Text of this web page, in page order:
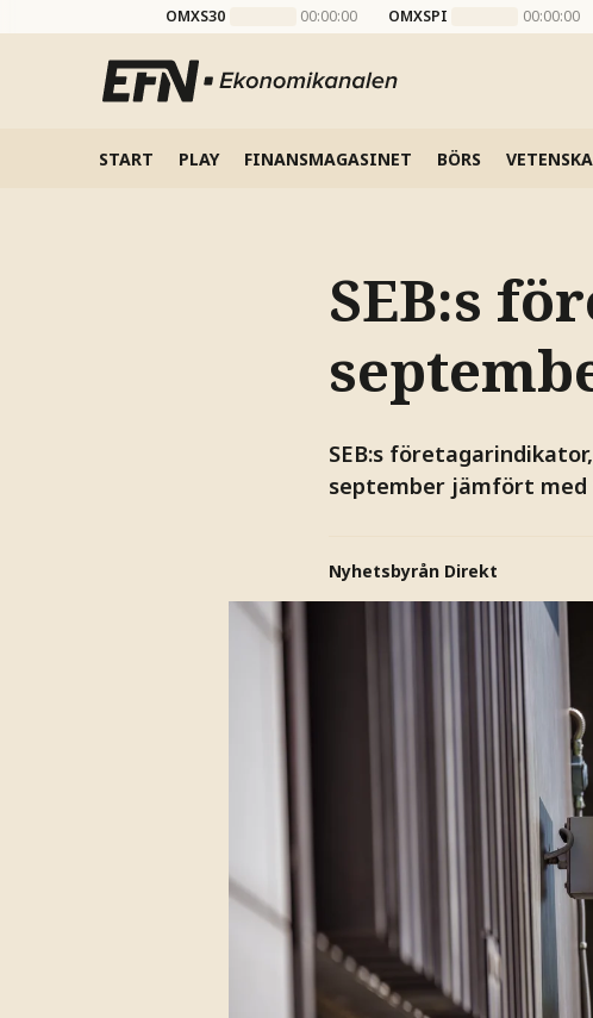
OMXS30 00:00:00 OMXSPI 00:00:00
START PLAY FINANSMAGASINET BÖRS
SEB:s
SEB:s
september jämfört med
Nyhetsbyrån Direkt